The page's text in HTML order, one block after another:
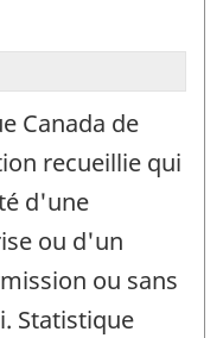
Canada de
recueillie qui
d'une
ou d'un
ou sans
Statistique